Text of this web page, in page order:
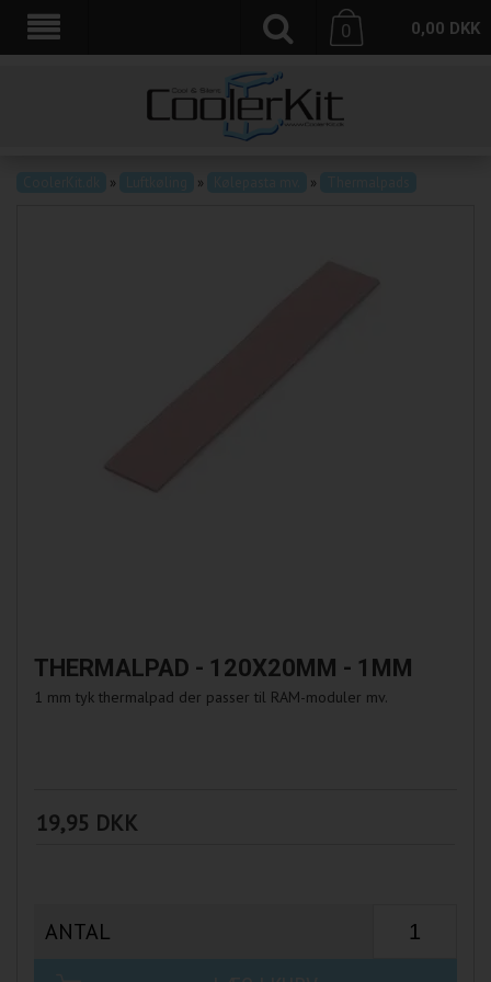
0,00 DKK
0
» » »
THERMALPAD - 120X20MM - 1MM
1 mm tyk thermalpad der passer til RAM-moduler mv.
19,95 DKK
ANTAL